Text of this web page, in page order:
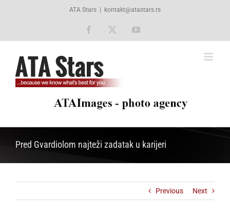
ATA Stars kontakt@atastars.rs
Facebook YouTube
Pred Gvardiolom najteži zadatak u karijeri
Previous Next